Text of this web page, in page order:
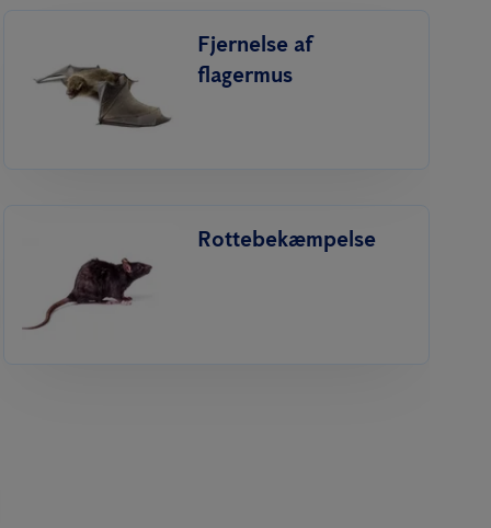
Fjernelse af
flagermus
Rottebekæmpelse